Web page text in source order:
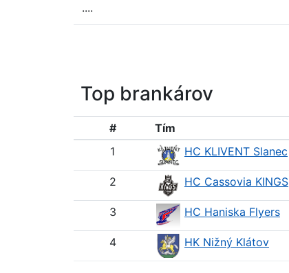
....
Top brankárov
# Tím
1
HC KLIVENT Slanec
2 HC Cassovia KINGS
3 HC Haniska Flyers
4 HK Nižný Klátov